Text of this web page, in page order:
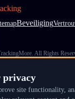
Beveiliging
All Rights
privacy
site functionality,